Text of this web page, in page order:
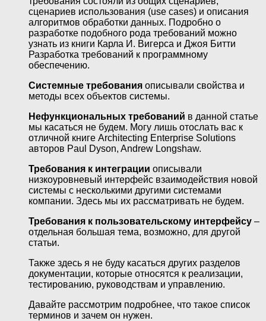
сценариев использования (use cases) и описания
алгоритмов обработки данных. Подробно о
разработке подобного рода требований можно
узнать из книги Карла И. Вигерса и Джоя Битти
Разработка требований к программному
обеспечению.
Системные требования описывали свойства и
методы всех объектов системы.
Нефункциональных требований в данной статье
мы касаться не будем. Могу лишь отослать вас к
отличной книге Architecting Enterprise Solutions
авторов Paul Dyson, Andrew Longshaw.
Требования к интеграции описывали
низкоуровневый интерфейс взаимодействия новой
системы с несколькими другими системами
компании. Здесь мы их рассматривать не будем.
Требования к пользовательскому интерфейсу –
отдельная большая тема, возможно, для другой
статьи.
Также здесь я не буду касаться других разделов
документации, которые относятся к реализации,
тестированию, руководствам и управлению.
Давайте рассмотрим подробнее, что такое список
терминов и зачем он нужен.